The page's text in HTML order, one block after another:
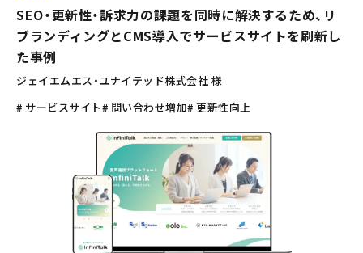
SEO・更新性・訴求力の課題を同時に解決するため、リ
ブランディングとCMS導入でサービスサイトを刷新し
た事例
ジェイエムエス・ユナイテッド株式会社 様
# サービスサイト# 問い合わせ増加# 更新性向上